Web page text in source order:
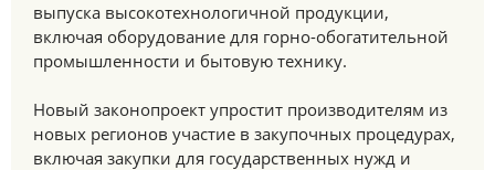
выпуска высокотехнологичной продукции,
включая оборудование для горно-обогатительной
промышленности и бытовую технику.
Новый законопроект упростит производителям из
новых регионов участие в закупочных процедурах,
включая закупки для государственных нужд и